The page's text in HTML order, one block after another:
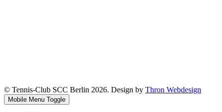
© Tennis-Club SCC Berlin 2026. Design by Thron Webdesign
Mobile Menu Toggle